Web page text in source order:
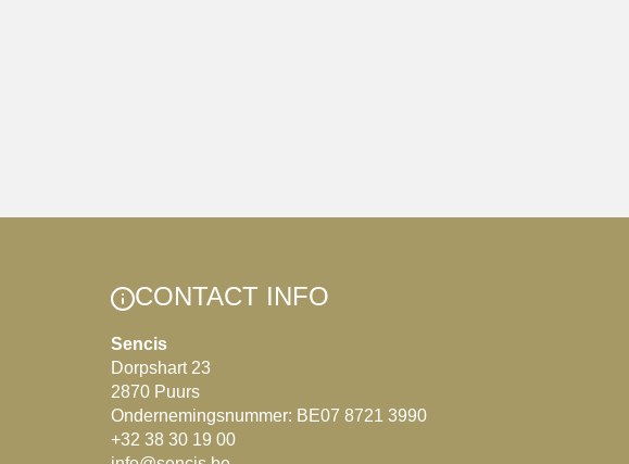
CONTACT INFO
Sencis
Dorpshart 23
2870 Puurs
Ondernemingsnummer: BE07 8721 3990
+32 38 30 19 00